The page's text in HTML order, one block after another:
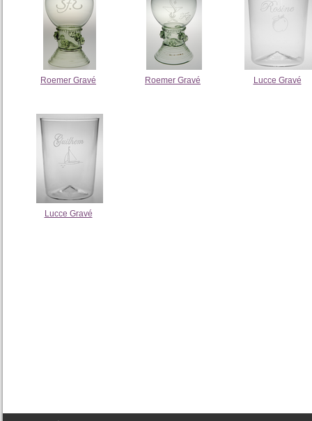
Roemer Gravé Roemer Gravé Lucce Gravé
Lucce Gravé